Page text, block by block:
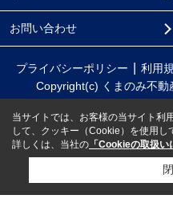
お問い合わせ
プライバシーポリシー 利用
Copyright(c) くまのみ不動
当サイトでは、お客様の当サイト利
して、クッキー（Cookie）を使用し
詳しくは、当社の 「Cookieの取扱い